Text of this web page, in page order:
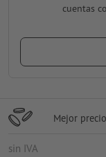
cuentas
Mejor
sin IVA